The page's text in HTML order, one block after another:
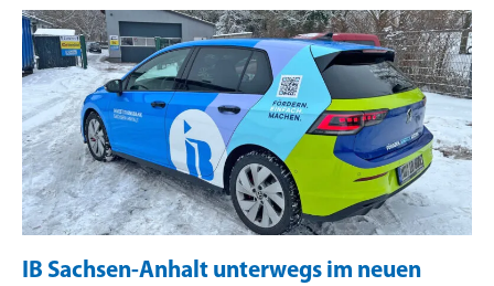
IB Sachsen-Anhalt unterwegs im neuen